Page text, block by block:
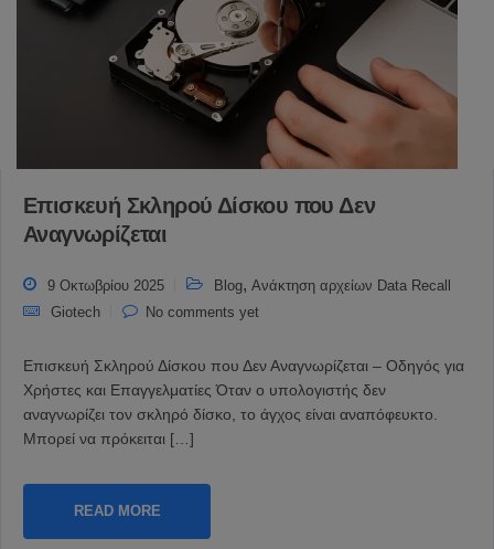
Επισκευή Σκληρού Δίσκου που Δεν
Αναγνωρίζεται
9 Οκτωβρίου 2025 Blog, Ανάκτηση αρχείων Data Recall
Giotech
No comments yet
Επισκευή Σκληρού Δίσκου που Δεν Αναγνωρίζεται – Οδηγός για
Χρήστες και Επαγγελματίες Όταν ο υπολογιστής δεν
αναγνωρίζει τον σκληρό δίσκο, το άγχος είναι αναπόφευκτο.
Μπορεί να πρόκειται […]
READ MORE